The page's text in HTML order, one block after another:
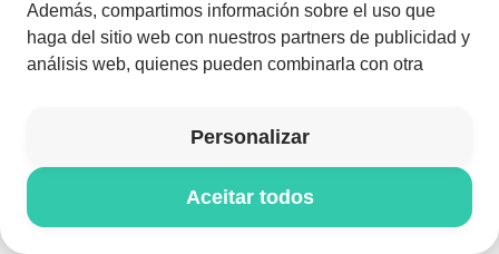
Descarregue a aplicação e aproveite a noite como nunca
© NYXELL 2026
Además, compartimos información sobre el uso que
haga del sitio web con nuestros partners de publicidad y
análisis web, quienes pueden combinarla con otra
Aceitar todos
Personalizar